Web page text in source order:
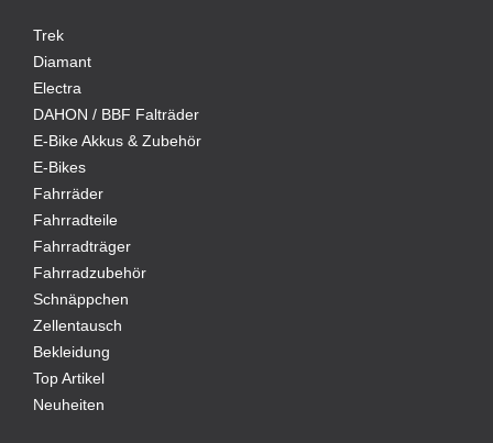
Trek
Diamant
Electra
DAHON / BBF Falträder
E-Bike Akkus & Zubehör
E-Bikes
Fahrräder
Fahrradteile
Fahrradträger
Fahrradzubehör
Schnäppchen
Zellentausch
Bekleidung
Top Artikel
Neuheiten